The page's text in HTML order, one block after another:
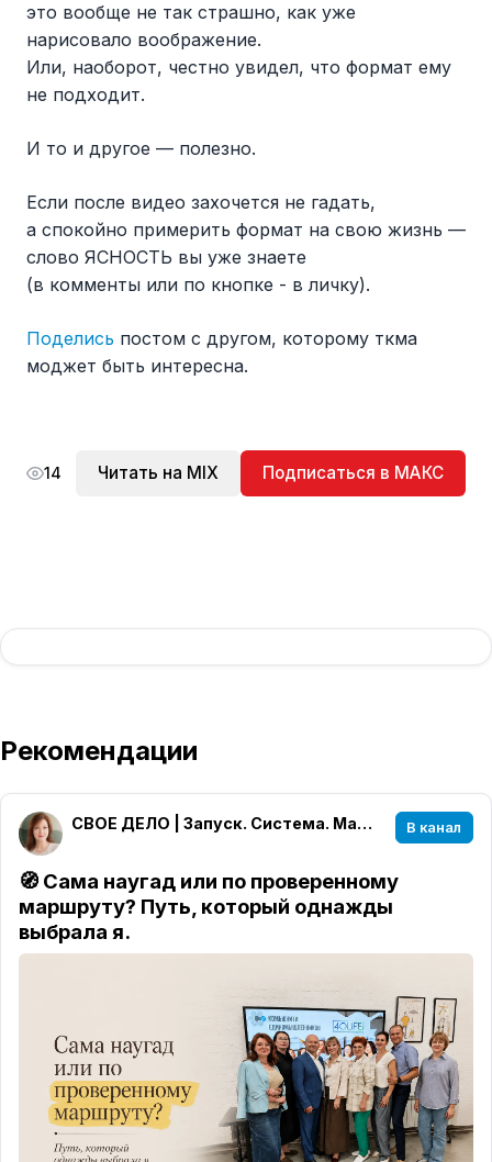
это вообще не так страшно, как уже
нарисовало воображение.
Или, наоборот, честно увидел, что формат ему
не подходит.
И то и другое — полезно.
Если после видео захочется не гадать,
а спокойно примерить формат на свою жизнь —
слово ЯСНОСТЬ вы уже знаете
(в комменты или по кнопке - в личку).
Поделись постом с другом, которому ткма
моджет быть интересна.
14 Читать на MIX Подписаться в МАКС
Рекомендации
СВОЕ ДЕЛО | Запуск. Система. Масштаб. В канал
🧭 Сама наугад или по проверенному
маршруту? Путь, который однажды
выбрала я.